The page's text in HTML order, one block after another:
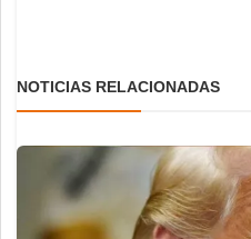
NOTICIAS RELACIONADAS